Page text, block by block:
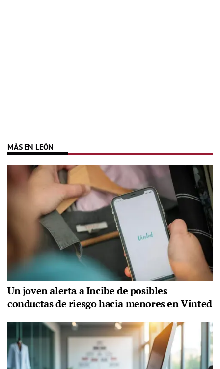
MÁS EN LEÓN
Un joven alerta a Incibe de posibles
conductas de riesgo hacia menores en Vinted